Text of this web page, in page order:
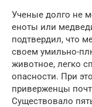
Ученые долго не
еноты или
подтвердил, что
своем умильно-
животное, легко
опасности. При
приверженцы
Существовало